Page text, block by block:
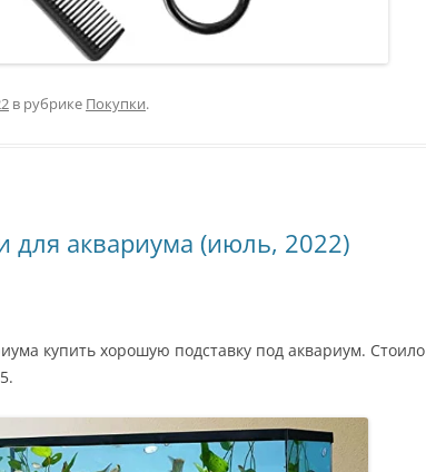
в рубрике Покупки.
для аквариума (июль, 2022)
купить хорошую подставку под аквариум. Стоило